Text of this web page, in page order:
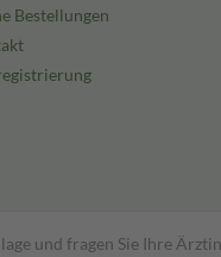
Bestellungen
und fragen Sie Ihre